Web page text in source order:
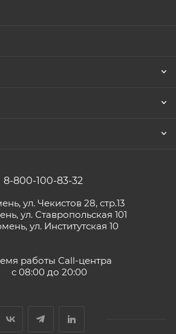
8-800-100-83-32
ул. Чекистов 28, стр.13
ул. Ставропольская 101
ул. Институтская 10
работы Call-центра
с 08:00 до 20:00